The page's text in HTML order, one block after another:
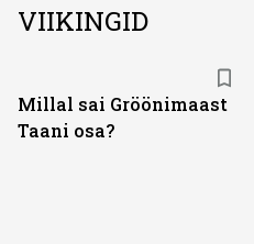
VIIKINGID
Millal sai Gröönimaast
Taani osa?